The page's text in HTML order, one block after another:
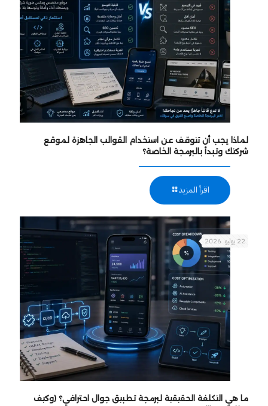
لماذا يجب أن تتوقف عن استخدام القوالب الجاهزة لموقع
شركتك وتبدأ بالبرمجة الخاصة؟
اقرأ المزيد
22 يوليو، 2026
ما هي التكلفة الحقيقية لبرمجة تطبيق جوال احترافي؟ (وكيف